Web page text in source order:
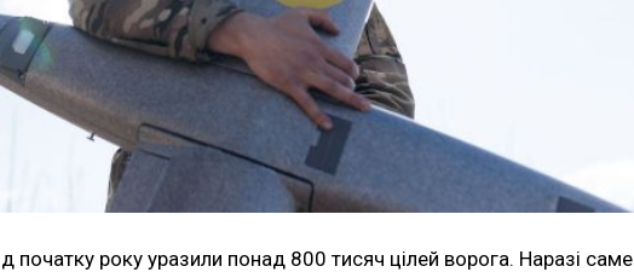
початку року уразили понад 800 тисяч цілей ворога. Наразі саме